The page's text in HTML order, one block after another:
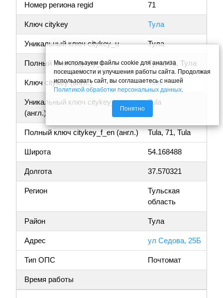
Номер региона regid
71
Ключ citykey Тула
Уникальный ключ citykey_u Тула
Полный ключ citykey_f Тула, 71, Тула
Ключ citykey (англ.) Tula
Уникальный ключ citykey_u_en
(англ.)
Tula
Полный ключ citykey_f_en (англ.) Tula, 71, Tula
Широта 54.168488
Долгота 37.570321
Регион
Тульская
область
Район Тула
Адрес ул Седова, 25Б
Тип ОПС Почтомат
Время работы
Мы используем файлы cookie для анализа
посещаемости и улучшения работы сайта. Продолжая
использовать сайт, вы соглашаетесь с нашей
Политикой обработки персональных данных.
Понятно